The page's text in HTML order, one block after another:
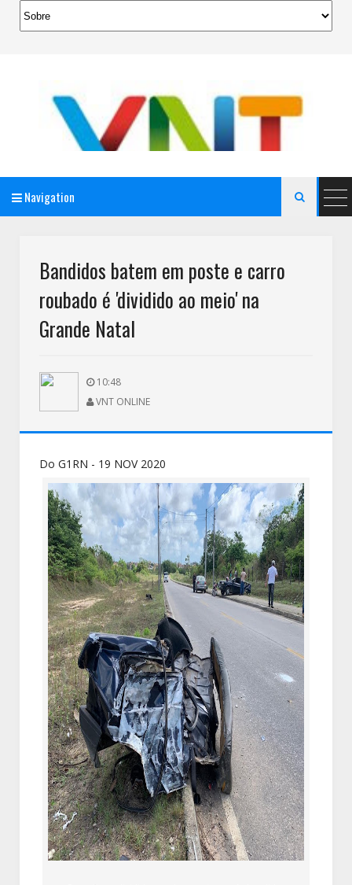
Navigation 
Bandidos batem em poste e carro
roubado é 'dividido ao meio' na
Grande Natal
10:48
VNT ONLINE
Do G1RN - 19 NOV 2020